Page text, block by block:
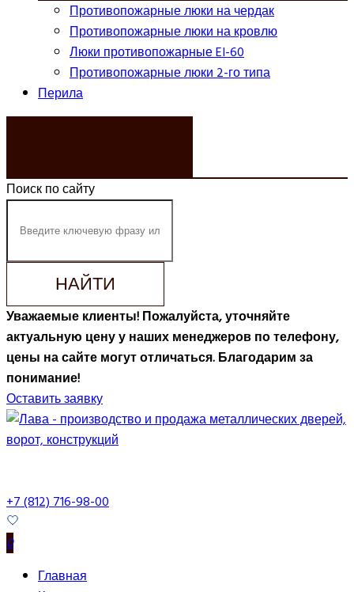
Противопожарные люки на чердак
Противопожарные люки на кровлю
Люки противопожарные EI-60
Противопожарные люки 2-го типа
Перила
Поиск по сайту
НАЙТИ
Уважаемые клиенты! Пожалуйста, уточняйте
актуальную цену у наших менеджеров по телефону,
цены на сайте могут отличаться. Благодарим за
понимание!
Оставить заявку
+7 (812) 716-98-00
0
Главная